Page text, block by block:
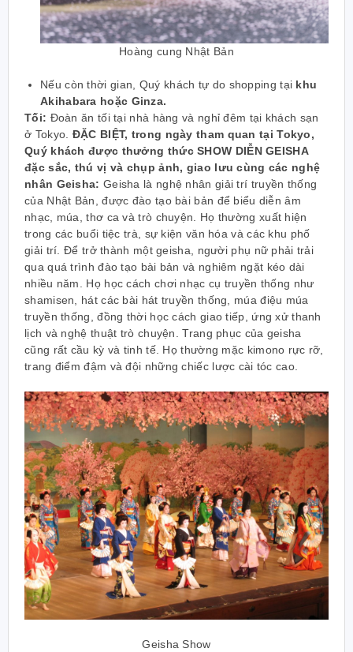
Hoàng cung Nhật Bản
Nếu còn thời gian, Quý khách tự do shopping tại khu
Akihabara hoặc Ginza.
Tối: Đoàn ăn tối tại nhà hàng và nghỉ đêm tại khách sạn
ở Tokyo. ĐẶC BIỆT, trong ngày tham quan tại Tokyo,
Quý khách được thưởng thức SHOW DIỄN GEISHA
đặc sắc, thú vị và chụp ảnh, giao lưu cùng các nghệ
nhân Geisha: Geisha là nghệ nhân giải trí truyền thống
của Nhật Bản, được đào tạo bài bản để biểu diễn âm
nhạc, múa, thơ ca và trò chuyện. Họ thường xuất hiện
trong các buổi tiệc trà, sự kiện văn hóa và các khu phố
giải trí. Để trở thành một geisha, người phụ nữ phải trải
qua quá trình đào tạo bài bản và nghiêm ngặt kéo dài
nhiều năm. Họ học cách chơi nhạc cụ truyền thống như
shamisen, hát các bài hát truyền thống, múa điệu múa
truyền thống, đồng thời học cách giao tiếp, ứng xử thanh
lịch và nghệ thuật trò chuyện. Trang phục của geisha
cũng rất cầu kỳ và tinh tế. Họ thường mặc kimono rực rỡ,
trang điểm đậm và đội những chiếc lược cài tóc cao.
Geisha Show